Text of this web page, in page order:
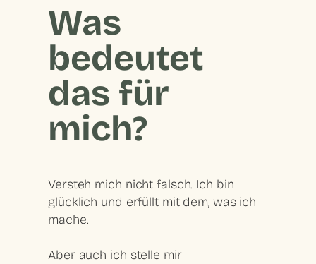
Was
bedeutet
das für
mich?
Versteh mich nicht falsch. Ich bin
glücklich und erfüllt mit dem, was ich
mache.
Aber auch ich stelle mir